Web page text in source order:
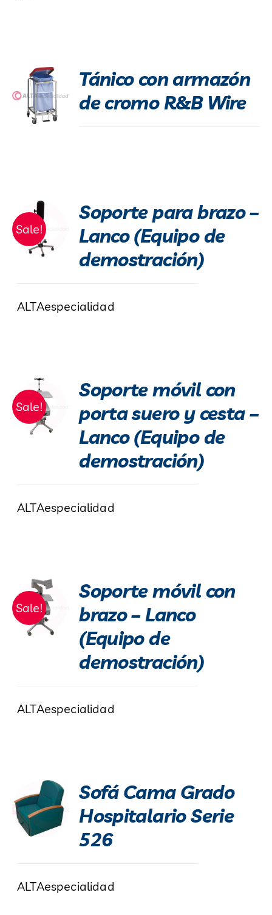
Tánico con armazón
de cromo R&B Wire
Sale!
Soporte para brazo –
Lanco (Equipo de
demostración)
ALTAespecialidad
Sale!
Soporte móvil con
porta suero y cesta –
Lanco (Equipo de
demostración)
ALTAespecialidad
Sale!
Soporte móvil con
brazo – Lanco
(Equipo de
demostración)
ALTAespecialidad
Sofá Cama Grado
Hospitalario Serie
526
ALTAespecialidad